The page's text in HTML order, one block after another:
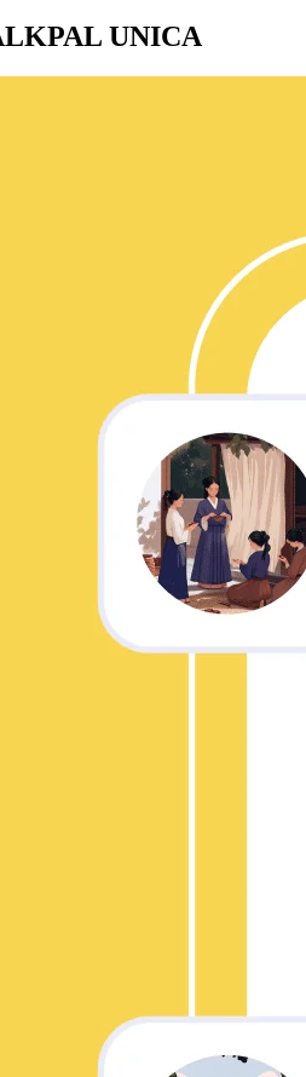
UNICA